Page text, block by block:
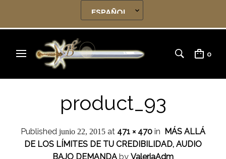
0
product_93
Published junio 22, 2015 at 471 × 470 in MÁS ALLÁ
DE LOS LÍMITES DE TU CREDIBILIDAD, AUDIO
BAJO DEMANDAby ValeriaAdm